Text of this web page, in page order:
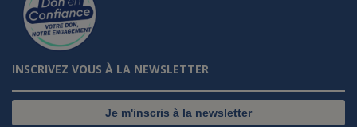
INSCRIVEZ VOUS À LA NEWSLETTER
Je m'inscris à la newsletter